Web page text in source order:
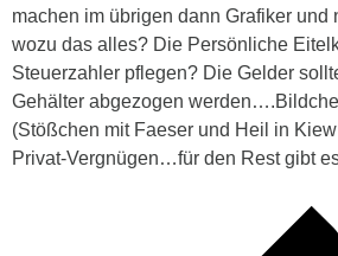
machen im übrigen dann Grafiker und
wozu das alles? Die Persönliche
Steuerzahler pflegen? Die Gelder
Gehälter abgezogen
(Stößchen mit Faeser und Heil in
Privat-Vergnügen…für den Rest gibt